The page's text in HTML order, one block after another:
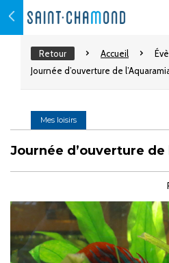
Retour Accueil
Journée d’ouverture de
Mes loisirs
Journée d’ouverture de